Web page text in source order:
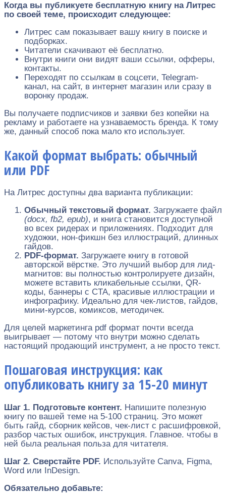
Когда вы публикуете бесплатную книгу на Литрес
по своей теме, происходит следующее:
Литрес сам показывает вашу книгу в поиске и
подборках.
Читатели скачивают её бесплатно.
Внутри книги они видят ваши ссылки, офферы,
контакты.
Переходят по ссылкам в соцсети, Telegram-
канал, на сайт, в интернет магазин или сразу в
воронку продаж.
Вы получаете подписчиков и заявки без копейки на
рекламу и работаете на узнаваемость бренда. К тому
же, данный способ пока мало кто использует.
Какой формат выбрать: обычный
или PDF
На Литрес доступны два варианта публикации:
Обычный текстовый формат. Загружаете файл
(docx, fb2, epub), и книга становится доступной
во всех ридерах и приложениях. Подходит для
художки, нон-фикшн без иллюстраций, длинных
гайдов.
PDF-формат. Загружаете книгу в готовой
авторской вёрстке. Это лучший выбор для лид-
магнитов: вы полностью контролируете дизайн,
можете вставить кликабельные ссылки, QR-
коды, баннеры с CTA, красивые иллюстрации и
инфографику. Идеально для чек-листов, гайдов,
мини-курсов, комиксов, методичек.
Для целей маркетинга pdf формат почти всегда
выигрывает — потому что внутри можно сделать
настоящий продающий инструмент, а не просто текст.
Пошаговая инструкция: как
опубликовать книгу за 15-20 минут
Шаг 1. Подготовьте контент. Напишите полезную
книгу по вашей теме на 5-100 страниц. Это может
быть гайд, сборник кейсов, чек-лист с расшифровкой,
разбор частых ошибок, инструкция. Главное. чтобы в
ней была реальная польза для читателя.
Шаг 2. Сверстайте PDF. Используйте Canva, Figma,
Word или InDesign.
Обязательно добавьте: